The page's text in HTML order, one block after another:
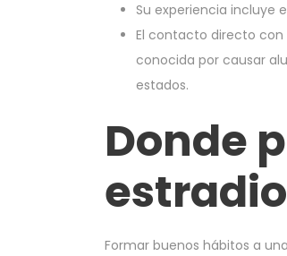
Su experiencia incluye
El contacto directo con
conocida por causar
estados.
Donde
Formar buenos hábitos a